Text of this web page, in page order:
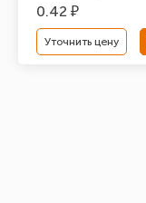
0.42 ₽
Уточнить цену